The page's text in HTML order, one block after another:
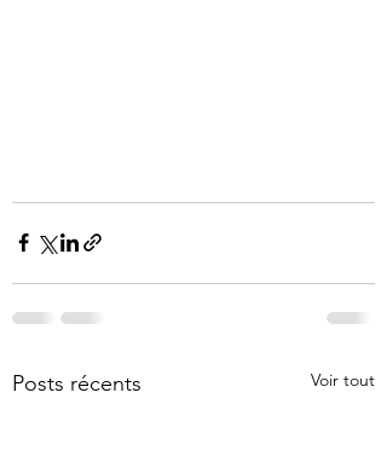
Posts récents Voir tout